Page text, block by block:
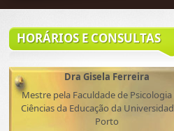
HORÁRIOS E CONSULTAS
Dra Gisela Ferreira
Mestre pela Faculdade de Psicologia
Ciências da Educação da
Porto